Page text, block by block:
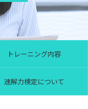
トレーニング内容
速解力検定について